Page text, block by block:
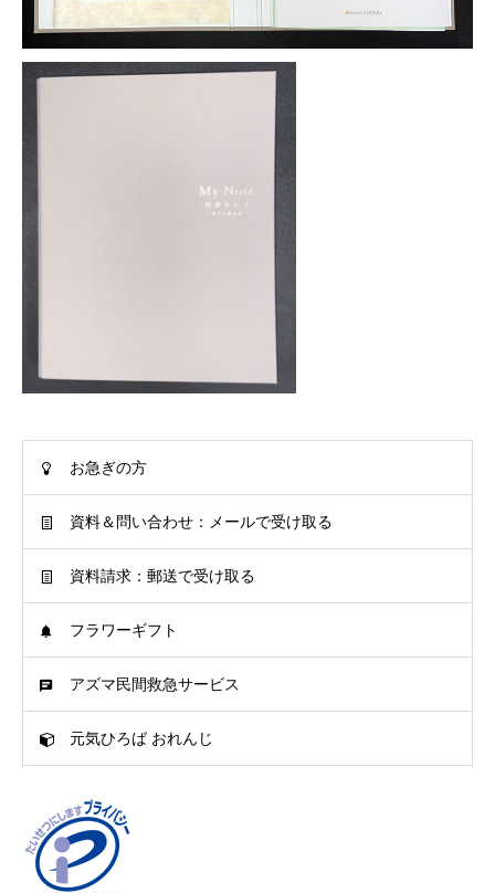
お急ぎの方
資料＆問い合わせ：メールで受け取る
資料請求：郵送で受け取る
フラワーギフト
アズマ民間救急サービス
元気ひろば おれんじ